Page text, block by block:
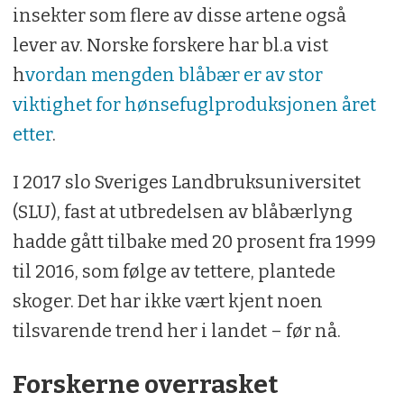
prosjektet. I tillegg deltok representanter
både fra skognæringen og
miljøorganisasjonene.
Cirka 80 forskere og
mastergradstudenter har bidratt inn i
prosjektet.
insekter som flere av disse artene også
lever av. Norske forskere har bl.a vist
hvordan mengden blåbær er av stor
viktighet for hønsefuglproduksjonen året
etter.
I 2017 slo Sveriges Landbruksuniversitet
(SLU), fast at utbredelsen av blåbærlyng
hadde gått tilbake med 20 prosent fra 1999
til 2016, som følge av tettere, plantede
skoger. Det har ikke vært kjent noen
tilsvarende trend her i landet – før nå.
Forskerne overrasket